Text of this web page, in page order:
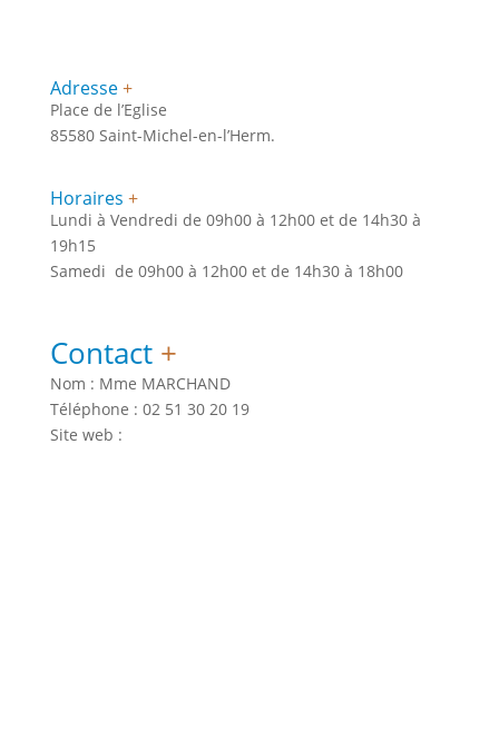
Adresse+
Place de l’Eglise
85580 Saint-Michel-en-l’Herm.
Horaires +
Lundi à Vendredi de 09h00 à 12h00 et de 14h30 à
19h15
Samedi de 09h00 à 12h00 et de 14h30 à 18h00
Contact +
Nom : Mme MARCHAND
Téléphone : 02 51 30 20 19
Site web :